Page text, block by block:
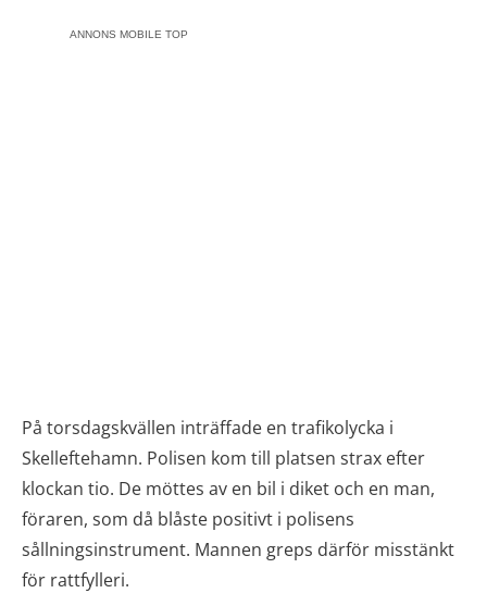
ANNONS MOBILE TOP
På torsdagskvällen inträffade en trafikolycka i
Skelleftehamn. Polisen kom till platsen strax efter
klockan tio. De möttes av en bil i diket och en man,
föraren, som då blåste positivt i polisens
sållningsinstrument. Mannen greps därför misstänkt
för rattfylleri.